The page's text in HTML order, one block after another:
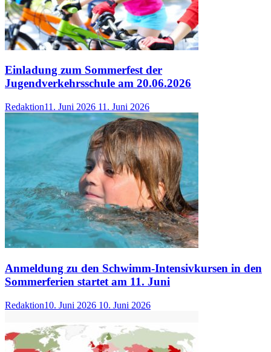
Einladung zum Sommerfest der
Jugendverkehrsschule am 20.06.2026
Redaktion11. Juni 2026 11. Juni 2026
Anmeldung zu den Schwimm-Intensivkursen in den
Sommerferien startet am 11. Juni
Redaktion10. Juni 2026 10. Juni 2026